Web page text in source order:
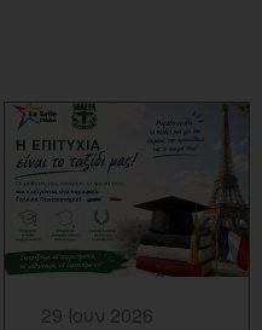
29 Ιουν 2026